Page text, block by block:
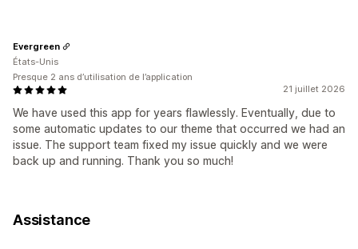
21 juillet 2026
We have used this app for years flawlessly. Eventually, due to
some automatic updates to our theme that occurred we had an
issue. The support team fixed my issue quickly and we were
back up and running. Thank you so much!
Evergreen
États-Unis
Presque 2 ans d’utilisation de l’application
Assistance